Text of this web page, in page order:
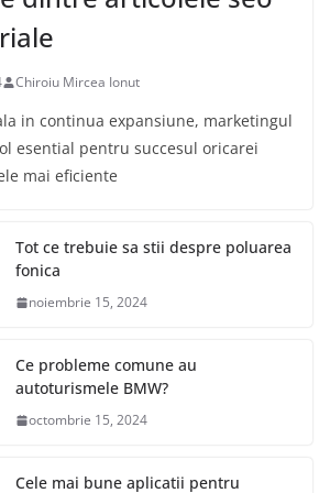
Chiroiu Mircea Ionut
in continua expansiune, marketingul
esential pentru succesul oricarei
mai eficiente
Tot ce trebuie sa stii despre poluarea
fonica
noiembrie 15, 2024
Ce probleme comune au
autoturismele BMW?
octombrie 15, 2024
Cele mai bune aplicatii pentru